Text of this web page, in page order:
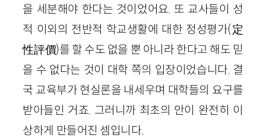
을 세분해야 한다는 것이었어요. 또 교사들이 성
적 이외의 전반적 학교생활에 대한 정성평가(定
性評價)를 할 수도 없을 뿐 아니라 한다고 해도 믿
을 수 없다는 것이 대학 쪽의 입장이었습니다. 결
국 교육부가 현실론을 내세우며 대학들의 요구를
받아들인 거죠. 그러니까 최초의 안이 완전히 이
상하게 만들어진 셈입니다.